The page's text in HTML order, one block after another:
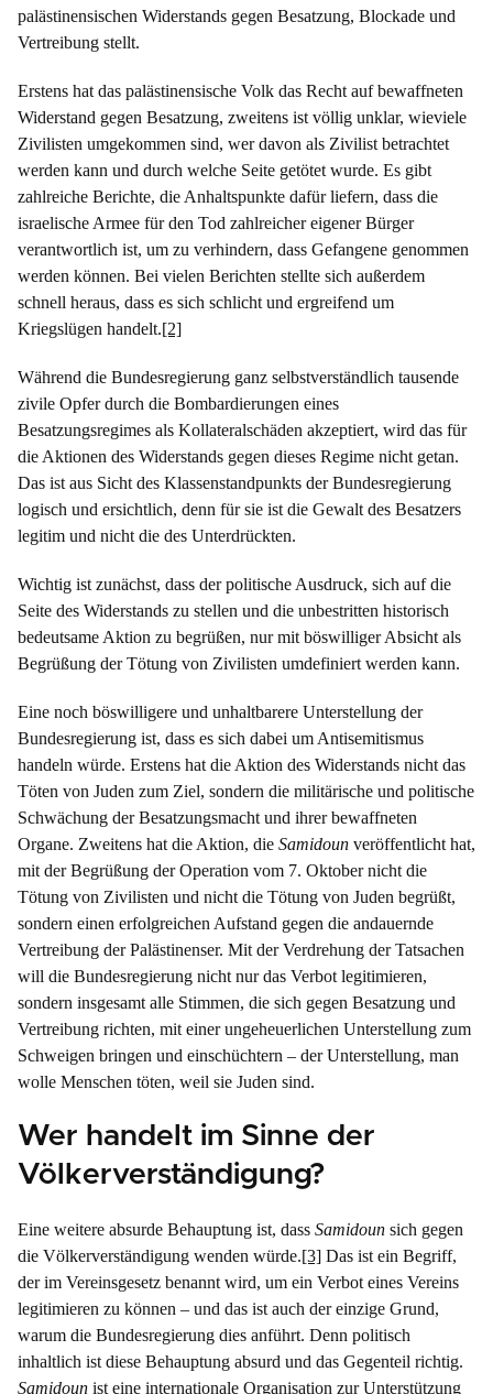
palästinensischen Widerstands gegen Besatzung, Blockade und
Vertreibung stellt.
Erstens hat das palästinensische Volk das Recht auf bewaffneten
Widerstand gegen Besatzung, zweitens ist völlig unklar, wieviele
Zivilisten umgekommen sind, wer davon als Zivilist betrachtet
werden kann und durch welche Seite getötet wurde. Es gibt
zahlreiche Berichte, die Anhaltspunkte dafür liefern, dass die
israelische Armee für den Tod zahlreicher eigener Bürger
verantwortlich ist, um zu verhindern, dass Gefangene genommen
werden können. Bei vielen Berichten stellte sich außerdem
schnell heraus, dass es sich schlicht und ergreifend um
Kriegslügen handelt.[2]
Während die Bundesregierung ganz selbstverständlich tausende
zivile Opfer durch die Bombardierungen eines
Besatzungsregimes als Kollateralschäden akzeptiert, wird das für
die Aktionen des Widerstands gegen dieses Regime nicht getan.
Das ist aus Sicht des Klassenstandpunkts der Bundesregierung
logisch und ersichtlich, denn für sie ist die Gewalt des Besatzers
legitim und nicht die des Unterdrückten.
Wichtig ist zunächst, dass der politische Ausdruck, sich auf die
Seite des Widerstands zu stellen und die unbestritten historisch
bedeutsame Aktion zu begrüßen, nur mit böswilliger Absicht als
Begrüßung der Tötung von Zivilisten umdefiniert werden kann.
Eine noch böswilligere und unhaltbarere Unterstellung der
Bundesregierung ist, dass es sich dabei um Antisemitismus
handeln würde. Erstens hat die Aktion des Widerstands nicht das
Töten von Juden zum Ziel, sondern die militärische und politische
Schwächung der Besatzungsmacht und ihrer bewaffneten
Organe. Zweitens hat die Aktion, die Samidoun veröffentlicht hat,
mit der Begrüßung der Operation vom 7. Oktober nicht die
Tötung von Zivilisten und nicht die Tötung von Juden begrüßt,
sondern einen erfolgreichen Aufstand gegen die andauernde
Vertreibung der Palästinenser. Mit der Verdrehung der Tatsachen
will die Bundesregierung nicht nur das Verbot legitimieren,
sondern insgesamt alle Stimmen, die sich gegen Besatzung und
Vertreibung richten, mit einer ungeheuerlichen Unterstellung zum
Schweigen bringen und einschüchtern – der Unterstellung, man
wolle Menschen töten, weil sie Juden sind.
Wer handelt im Sinne der
Völkerverständigung?
Eine weitere absurde Behauptung ist, dass Samidoun sich gegen
die Völkerverständigung wenden würde.[3] Das ist ein Begriff,
der im Vereinsgesetz benannt wird, um ein Verbot eines Vereins
legitimieren zu können – und das ist auch der einzige Grund,
warum die Bundesregierung dies anführt. Denn politisch
inhaltlich ist diese Behauptung absurd und das Gegenteil richtig.
Samidoun ist eine internationale Organisation zur Unterstützung